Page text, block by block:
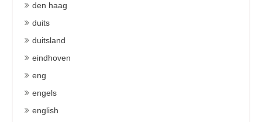
den haag
duits
duitsland
eindhoven
eng
engels
english